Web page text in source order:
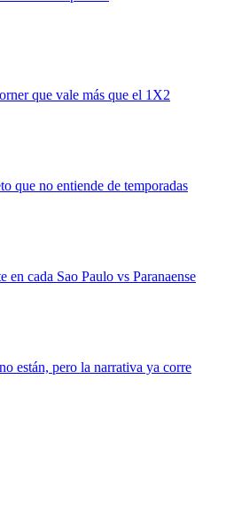
que vale más que el 1X2
que no entiende de temporadas
en cada Sao Paulo vs Paranaense
están, pero la narrativa ya corre